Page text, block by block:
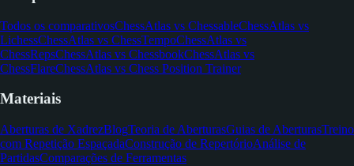
Todos os comparativosChessAtlas vs ChessableChessAtlas vs
LichessChessAtlas vs ChessTempoChessAtlas vs
ChessRepsChessAtlas vs ChessbookChessAtlas vs
ChessFlareChessAtlas vs Chess Position Trainer
Materiais
Aberturas de XadrezBlogTeoria de AberturasGuias de AberturasTreino
com Repetição EspaçadaConstrução de RepertórioAnálise de
PartidasComparações de Ferramentas